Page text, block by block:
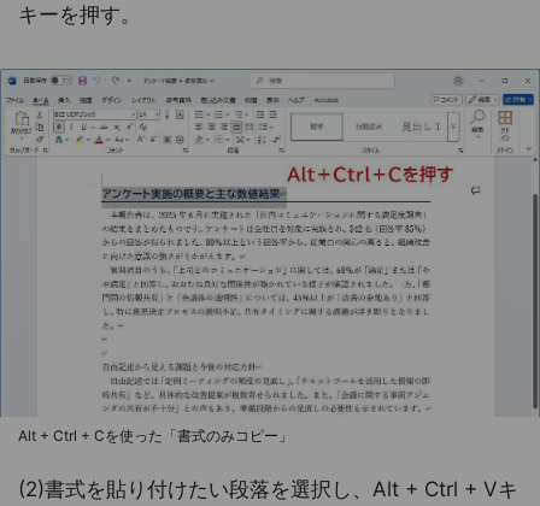
キーを押す。
Alt + Ctrl + Cを使った「書式のみコピー」
(2)書式を貼り付けたい段落を選択し、Alt + Ctrl + Vキ